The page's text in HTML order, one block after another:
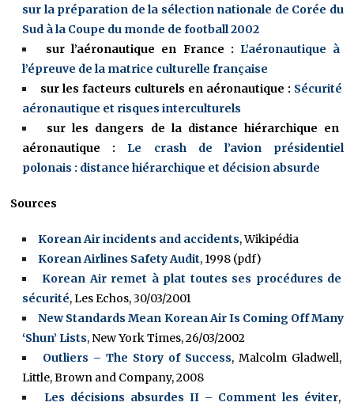
sur la préparation de la sélection nationale de Corée du
Sud à la Coupe du monde de football 2002
sur l’aéronautique en France : L’aéronautique à
l’épreuve de la matrice culturelle française
sur les facteurs culturels en aéronautique : Sécurité
aéronautique et risques interculturels
sur les dangers de la distance hiérarchique en
aéronautique : Le crash de l’avion présidentiel
polonais : distance hiérarchique et décision absurde
Sources
Korean Air incidents and accidents, Wikipédia
Korean Airlines Safety Audit, 1998 (pdf)
Korean Air remet à plat toutes ses procédures de
sécurité, Les Echos, 30/03/2001
New Standards Mean Korean Air Is Coming Off Many
‘Shun’ Lists, New York Times, 26/03/2002
Outliers – The Story of Success, Malcolm Gladwell,
Little, Brown and Company, 2008
Les décisions absurdes II – Comment les éviter,